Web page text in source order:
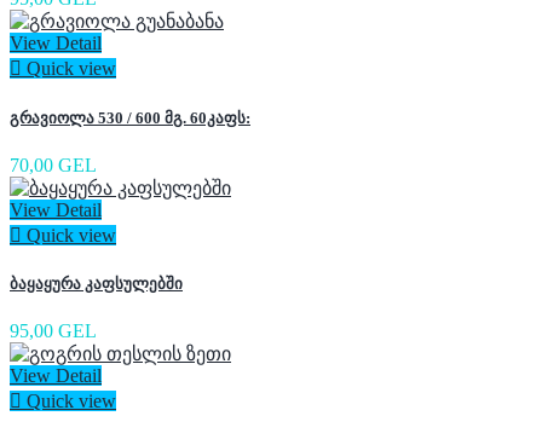
View Detail
 Quick view
გრავიოლა 530 / 600 მგ. 60კაფს:
70,00 GEL
View Detail
 Quick view
ბაყაყურა კაფსულებში
95,00 GEL
View Detail
 Quick view